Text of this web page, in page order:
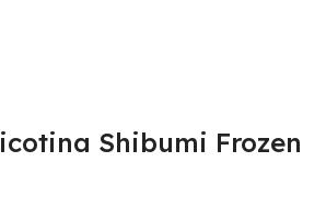
Shibumi Frozen